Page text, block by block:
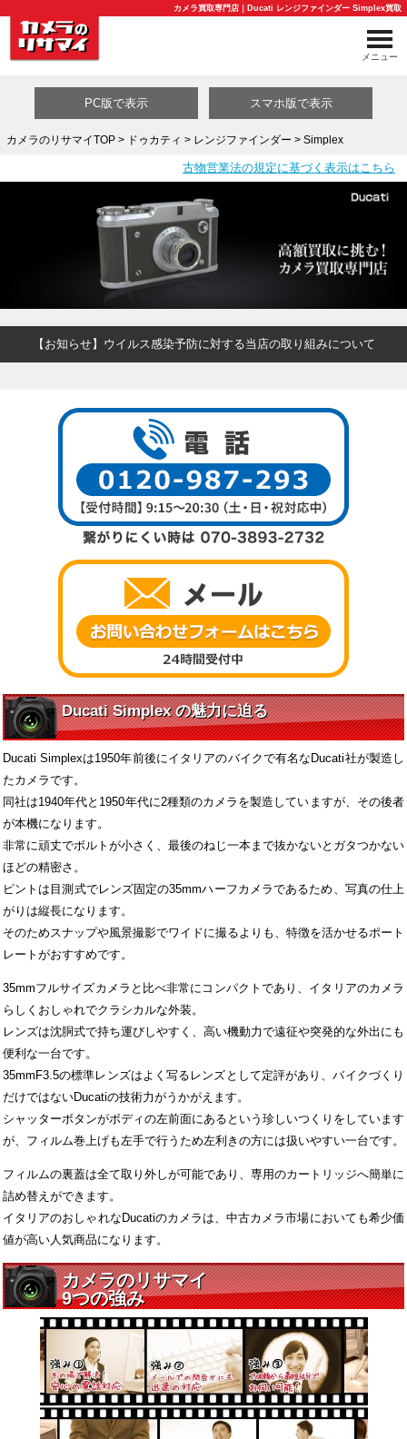
カメラ買取専門店｜Ducati レンジファインダー Simplex買取
メニュー
買取カテゴリ一覧
PC版で表示 スマホ版で表示
カメラのリサマイTOP> ドゥカティ > レンジファインダー > Simplex
古物営業法の規定に基づく表示はこちら
【お知らせ】ウイルス感染予防に対する当店の取り組みについて
Ducati Simplex の魅力に迫る
Ducati Simplexは1950年前後にイタリアのバイクで有名なDucati社が製造し
たカメラです。
同社は1940年代と1950年代に2種類のカメラを製造していますが、その後者
が本機になります。
非常に頑丈でボルトが小さく、最後のねじ一本まで抜かないとガタつかない
ほどの精密さ。
ピントは目測式でレンズ固定の35mmハーフカメラであるため、写真の仕上
がりは縦長になります。
そのためスナップや風景撮影でワイドに撮るよりも、特徴を活かせるポート
レートがおすすめです。
35mmフルサイズカメラと比べ非常にコンパクトであり、イタリアのカメラ
らしくおしゃれでクラシカルな外装。
レンズは沈胴式で持ち運びしやすく、高い機動力で遠征や突発的な外出にも
便利な一台です。
35mmF3.5の標準レンズはよく写るレンズとして定評があり、バイクづくり
だけではないDucatiの技術力がうかがえます。
シャッターボタンがボディの左前面にあるという珍しいつくりをしています
が、フィルム巻上げも左手で行うため左利きの方には扱いやすい一台です。
フィルムの裏蓋は全て取り外しが可能であり、専用のカートリッジへ簡単に
詰め替えができます。
イタリアのおしゃれなDucatiのカメラは、中古カメラ市場においても希少価
値が高い人気商品になります。